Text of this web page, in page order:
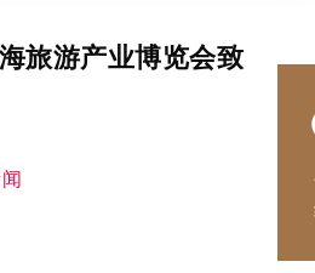
旅游产业博览会致